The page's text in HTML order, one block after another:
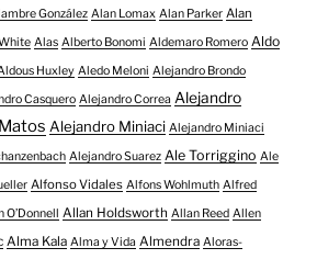
González Alan Lomax Alan Parker Alan
Alas Alberto Bonomi Aldemaro Romero Aldo
Huxley Aledo Meloni Alejandro Brondo
Casquero Alejandro Correa Alejandro
Alejandro Miniaci Alejandro Miniaci
Alejandro Suarez Ale Torriggino Ale
Alfonso Vidales Alfons Wohlmuth Alfred
O​’​Donnell Allan Holdsworth Allan Reed Allen
Alma Kala Alma y Vida Almendra Aloras-